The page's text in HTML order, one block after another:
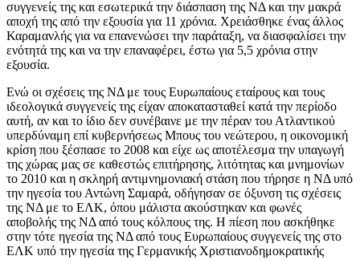
συγγενείς της και εσωτερικά την διάσπαση της ΝΔ και την μακρά
αποχή της από την εξουσία για 11 χρόνια. Χρειάσθηκε ένας άλλος
Καραμανλής για να επανενώσει την παράταξη, να διασφαλίσει την
ενότητά της και να την επαναφέρει, έστω για 5,5 χρόνια στην
εξουσία.
Ενώ οι σχέσεις της ΝΔ με τους Ευρωπαίους εταίρους και τους
ιδεολογικά συγγενείς της είχαν αποκατασταθεί κατά την περίοδο
αυτή, αν και το ίδιο δεν συνέβαινε με την πέραν του Ατλαντικού
υπερδύναμη επί κυβερνήσεως Μπους του νεώτερου, η οικονομική
κρίση που ξέσπασε το 2008 και είχε ως αποτέλεσμα την υπαγωγή
της χώρας μας σε καθεστώς επιτήρησης, λιτότητας και μνημονίων
το 2010 και η σκληρή αντιμνημονιακή στάση που τήρησε η ΝΔ υπό
την ηγεσία του Αντώνη Σαμαρά, οδήγησαν σε όξυνση τις σχέσεις
της ΝΔ με το ΕΛΚ, όπου μάλιστα ακούστηκαν και φωνές
αποβολής της ΝΔ από τους κόλπους της. Η πίεση που ασκήθηκε
στην τότε ηγεσία της ΝΔ από τους Ευρωπαίους συγγενείς της στο
ΕΛΚ υπό την ηγεσία της Γερμανικής Χριστιανοδημοκρατικής